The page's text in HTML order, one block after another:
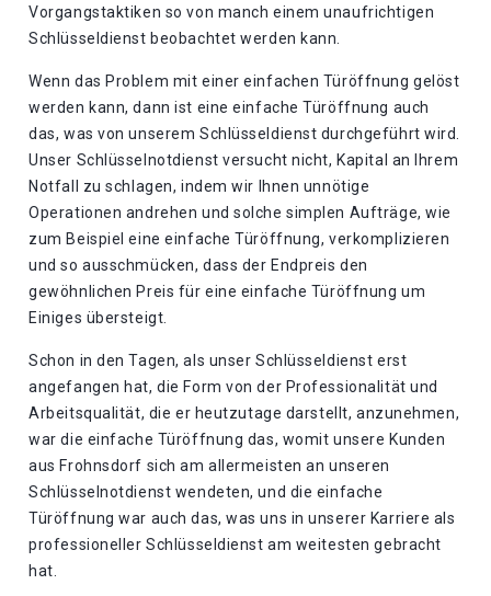
Vorgangstaktiken so von manch einem unaufrichtigen
Schlüsseldienst beobachtet werden kann.
Wenn das Problem mit einer einfachen Türöffnung gelöst
werden kann, dann ist eine einfache Türöffnung auch
das, was von unserem Schlüsseldienst durchgeführt wird.
Unser Schlüsselnotdienst versucht nicht, Kapital an Ihrem
Notfall zu schlagen, indem wir Ihnen unnötige
Operationen andrehen und solche simplen Aufträge, wie
zum Beispiel eine einfache Türöffnung, verkomplizieren
und so ausschmücken, dass der Endpreis den
gewöhnlichen Preis für eine einfache Türöffnung um
Einiges übersteigt.
Schon in den Tagen, als unser Schlüsseldienst erst
angefangen hat, die Form von der Professionalität und
Arbeitsqualität, die er heutzutage darstellt, anzunehmen,
war die einfache Türöffnung das, womit unsere Kunden
aus Frohnsdorf sich am allermeisten an unseren
Schlüsselnotdienst wendeten, und die einfache
Türöffnung war auch das, was uns in unserer Karriere als
professioneller Schlüsseldienst am weitesten gebracht
hat.